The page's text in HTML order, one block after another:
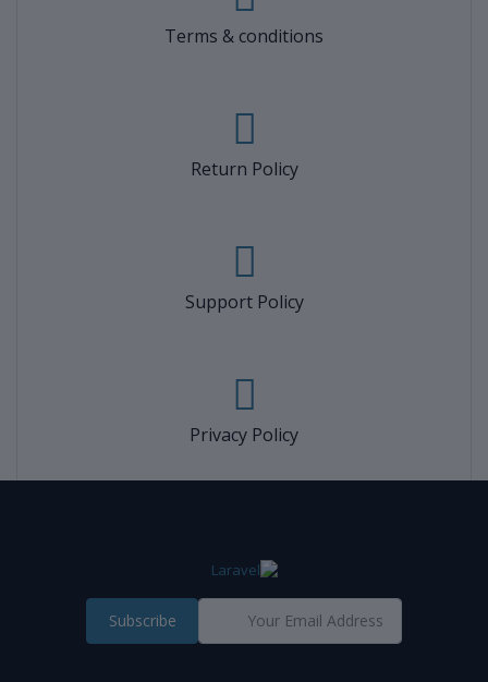
Terms & conditions
Return Policy
Support Policy
Privacy Policy
Subscribe